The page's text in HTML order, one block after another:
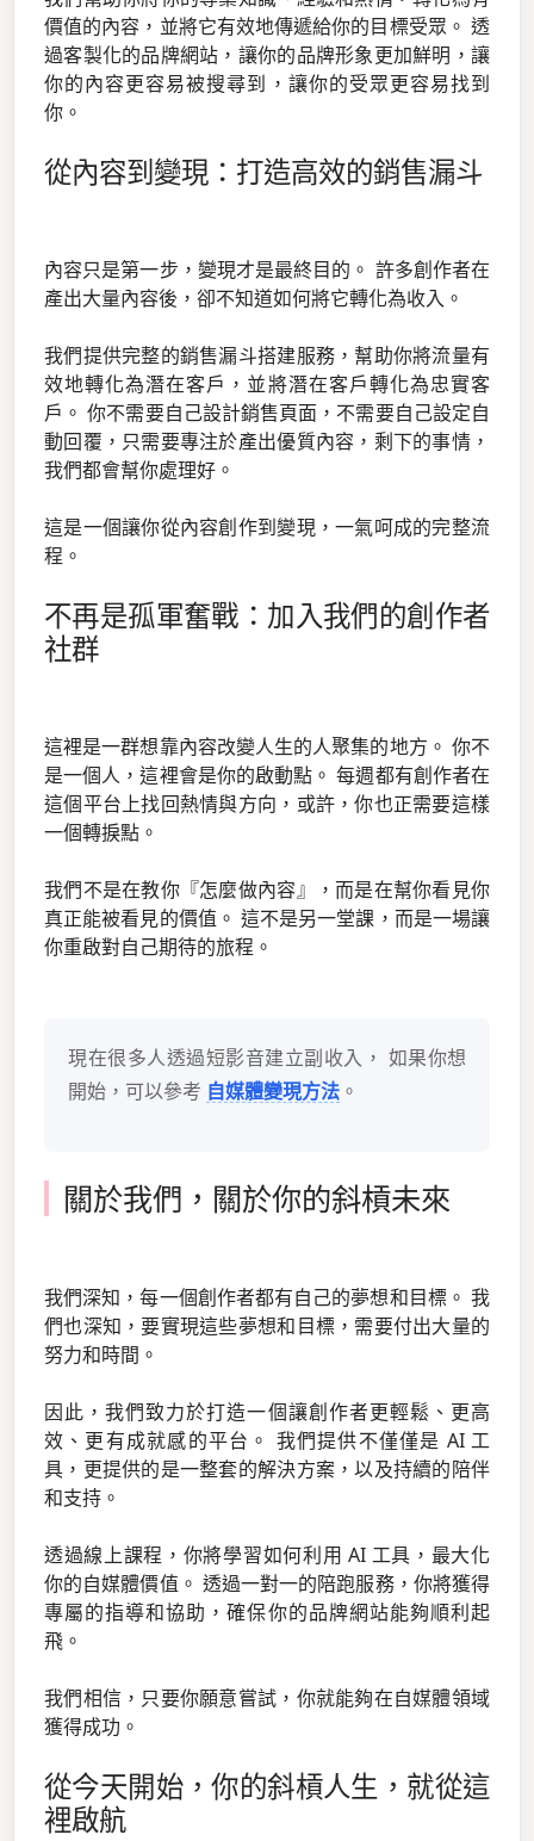
價值的內容，並將它有效地傳遞給你的目標受眾。 透
過客製化的品牌網站，讓你的品牌形象更加鮮明，讓
你的內容更容易被搜尋到，讓你的受眾更容易找到
你。
從內容到變現：打造高效的銷售漏斗
內容只是第一步，變現才是最終目的。 許多創作者在
產出大量內容後，卻不知道如何將它轉化為收入。
我們提供完整的銷售漏斗搭建服務，幫助你將流量有
效地轉化為潛在客戶，並將潛在客戶轉化為忠實客
戶。 你不需要自己設計銷售頁面，不需要自己設定自
動回覆，只需要專注於產出優質內容，剩下的事情，
我們都會幫你處理好。
這是一個讓你從內容創作到變現，一氣呵成的完整流
程。
不再是孤軍奮戰：加入我們的創作者
社群
這裡是一群想靠內容改變人生的人聚集的地方。 你不
是一個人，這裡會是你的啟動點。 每週都有創作者在
這個平台上找回熱情與方向，或許，你也正需要這樣
一個轉捩點。
我們不是在教你『怎麼做內容』，而是在幫你看見你
真正能被看見的價值。 這不是另一堂課，而是一場讓
你重啟對自己期待的旅程。
現在很多人透過短影音建立副收入， 如果你想
開始，可以參考 自媒體變現方法 。
關於我們，關於你的斜槓未來
我們深知，每一個創作者都有自己的夢想和目標。 我
們也深知，要實現這些夢想和目標，需要付出大量的
努力和時間。
因此，我們致力於打造一個讓創作者更輕鬆、更高
效、更有成就感的平台。 我們提供不僅僅是 AI 工
具，更提供的是一整套的解決方案，以及持續的陪伴
和支持。
透過線上課程，你將學習如何利用 AI 工具，最大化
你的自媒體價值。 透過一對一的陪跑服務，你將獲得
專屬的指導和協助，確保你的品牌網站能夠順利起
飛。
我們相信，只要你願意嘗試，你就能夠在自媒體領域
獲得成功。
從今天開始，你的斜槓人生，就從這
裡啟航